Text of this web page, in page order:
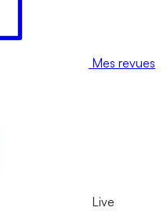
Mes revues
Live